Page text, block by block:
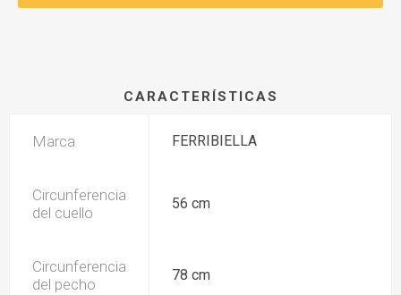
CARACTERÍSTICAS
Marca FERRIBIELLA
Circunferencia
del cuello
56 cm
Circunferencia
del pecho
78 cm